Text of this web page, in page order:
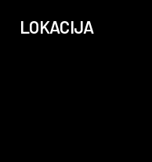
LOKACIJA